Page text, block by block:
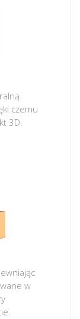
czemu
3D.
w